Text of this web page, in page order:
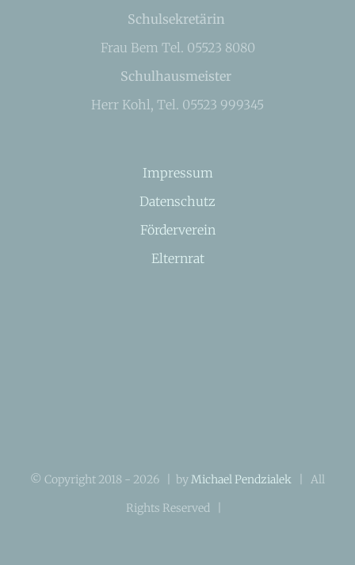
Schulsekretärin
Frau Bem Tel. 05523 8080
Schulhausmeister
Herr Kohl, Tel. 05523 999345
Impressum
Datenschutz
Förderverein
Elternrat
© Copyright 2018 - 2026 | byMichael Pendzialek | All
Rights Reserved |